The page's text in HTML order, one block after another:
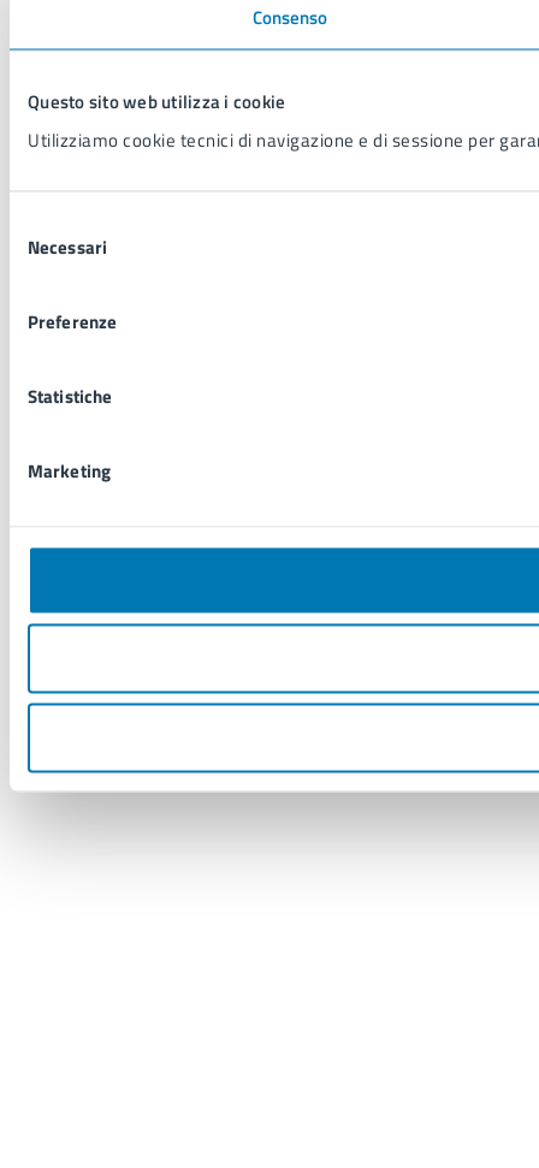
Consenso
Questo sito web utilizza i cookie
Utilizziamo cookie tecnici di navigazione e di sessione per
delNecessari
Preferenze
Statistiche
Marketing